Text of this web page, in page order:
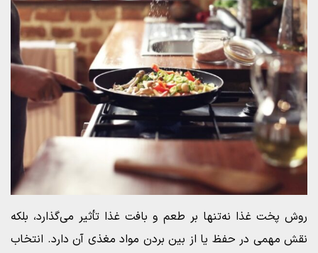
روش پخت غذا نه‌تنها بر طعم و بافت غذا تأثیر می‌گذارد، بلکه
نقش مهمی در حفظ یا از بین بردن مواد مغذی آن دارد. انتخاب